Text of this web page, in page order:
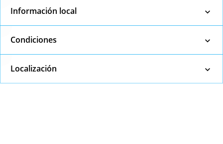
Información local
Condiciones
Localización